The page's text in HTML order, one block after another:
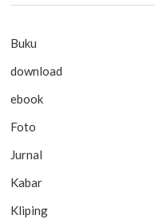
Buku
download
ebook
Foto
Jurnal
Kabar
Kliping